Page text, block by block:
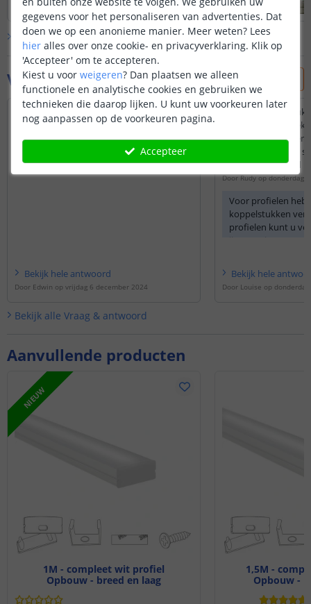
Aanvullende producten
NIEUW
1M - compleet wit profiel
Opbouw - breed en laag
1,5M -
Opbouw -
Bekijk alleklantfoto’s
Vraag & antwoord
Zijn de profielen ook in te korten?
Door Christa op vrijdag 6 december 2024
De profielen zijn in te korten met een
ijzerzaagje.
Bekijk hele antwoord
Door Edwin op vrijdag 6 december 2024
Zijn er ook
led strip in een
leggen in een
Ik wil graag een led
van het kookeiland
Door Rudy op donderdag
Voor profielen
koppelstukken
profielen kunt u
ijzerzaagje om een
graden te maken.
deze
Bekijk hele
Door Louise op
Bekijk alle Vraag & antwoord
gegevens voor het personaliseren van advertenties. Dat
doen we op een anonieme manier. Meer weten? Lees
hier alles over onze cookie- en privacyverklaring. Klik op
'Accepteer' om te accepteren.
Kiest u voor weigeren? Dan plaatsen we alleen
functionele en analytische cookies en gebruiken we
technieken die daarop lijken. U kunt uw voorkeuren later
nog aanpassen op de voorkeuren pagina.
Accepteer